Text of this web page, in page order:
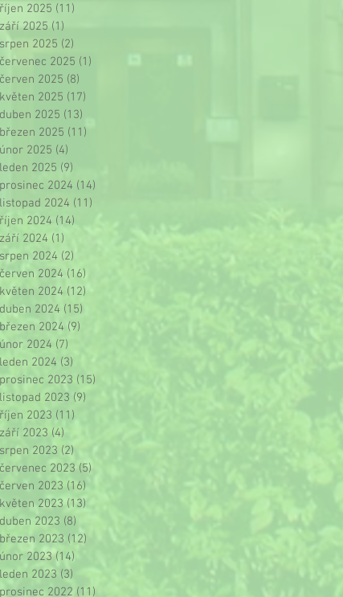
říjen 2025 (11)
září 2025 (1)
srpen 2025 (2)
červenec 2025 (1)
červen 2025 (8)
květen 2025 (17)
duben 2025 (13)
březen 2025 (11)
únor 2025 (4)
leden 2025 (9)
prosinec 2024 (14)
listopad 2024 (11)
říjen 2024 (14)
září 2024 (1)
srpen 2024 (2)
červen 2024 (16)
květen 2024 (12)
duben 2024 (15)
březen 2024 (9)
únor 2024 (7)
leden 2024 (3)
prosinec 2023 (15)
listopad 2023 (9)
říjen 2023 (11)
září 2023 (4)
srpen 2023 (2)
červenec 2023 (5)
červen 2023 (16)
květen 2023 (13)
duben 2023 (8)
březen 2023 (12)
únor 2023 (14)
leden 2023 (3)
prosinec 2022 (11)